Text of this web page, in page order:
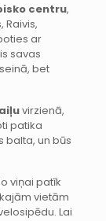
centru,
Raivis,
ar
savas
bet
virzienā,
patika
balta, un būs
viņai patīk
vietām
Lai